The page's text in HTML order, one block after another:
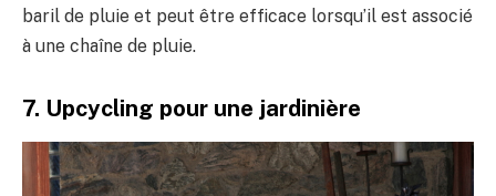
baril de pluie et peut être efficace lorsqu’il est associé
à une chaîne de pluie.
7. Upcycling pour une jardinière